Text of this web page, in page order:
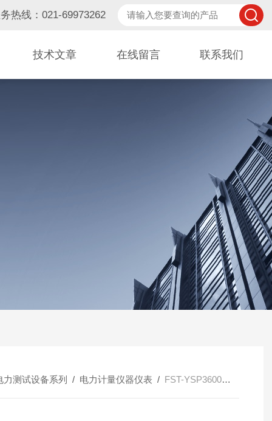
热线：021-69973262
技术文章 在线留言 联系我们
力测试设备系列 / 电力计量仪器仪表 / FST-YSP3600变压器油色谱在线监测系统